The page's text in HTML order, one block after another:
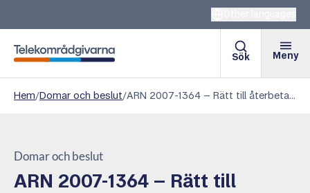
Telekområdgivarna
Sök Meny
Hem/Domar och beslut/ ARN 2007-1364 – Rätt till återbetalning av felaktigt inbetalda avgifter
Domar och beslut
ARN 2007-1364 – Rätt till